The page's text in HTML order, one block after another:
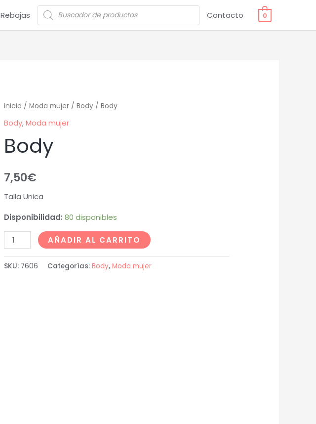
Rebajas Contacto 0
Inicio / Moda mujer/ Body/ Body
Body,Moda mujer
Body
7,50€
Talla Unica
Disponibilidad: 80 disponibles
AÑADIR AL CARRITO
SKU: 7606 Categorías: Body, Moda mujer